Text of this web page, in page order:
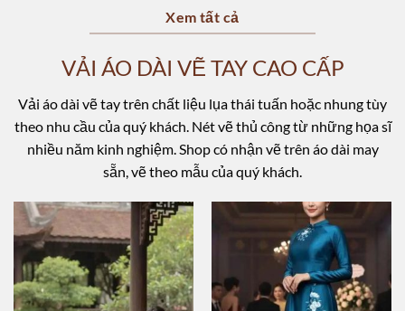
Xem tất cả
VẢI ÁO DÀI VẼ TAY CAO CẤP
Vải áo dài vẽ tay trên chất liệu lụa thái tuấn hoặc nhung tùy
theo nhu cầu của quý khách. Nét vẽ thủ công từ những họa sĩ
nhiều năm kinh nghiệm. Shop có nhận vẽ trên áo dài may
sẵn, vẽ theo mẫu của quý khách.